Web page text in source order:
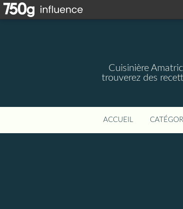
Cuisinière
trouverez des
ACCUEIL